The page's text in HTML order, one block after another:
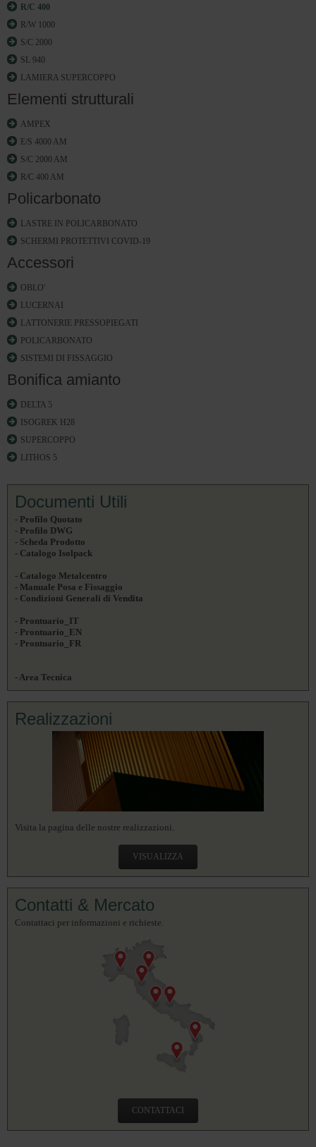
R/C 400
R/W 1000
S/C 2000
SL 940
LAMIERA SUPERCOPPO
Elementi strutturali
AMPEX
E/S 4000 AM
S/C 2000 AM
R/C 400 AM
Policarbonato
LASTRE IN POLICARBONATO
SCHERMI PROTETTIVI COVID-19
Accessori
OBLO'
LUCERNAI
LATTONERIE PRESSOPIEGATI
POLICARBONATO
SISTEMI DI FISSAGGIO
Bonifica amianto
DELTA 5
ISOGREK H28
SUPERCOPPO
LITHOS 5
Documenti Utili
- Profilo Quotato
- Profilo DWG
- Scheda Prodotto
- Catalogo Isolpack
- Catalogo Metalcentro
- Manuale Posa e Fissaggio
- Condizioni Generali di Vendita
- Prontuario_IT
- Prontuario_EN
- Prontuario_FR
- Area Tecnica
Realizzazioni
Visita la pagina delle nostre realizzazioni.
VISUALIZZA
Contatti & Mercato
Contattaci per informazioni e richieste.
CONTATTACI